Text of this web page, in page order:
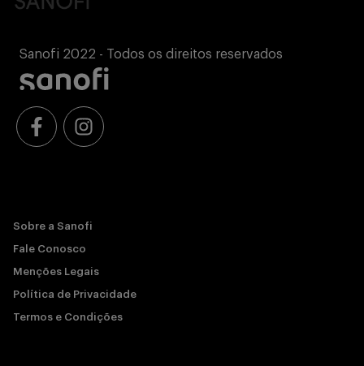
Sanofi 2022 - Todos os direitos reservados
Sobre a Sanofi
Fale Conosco
Menções Legais
Política de Privacidade
Termos e Condições